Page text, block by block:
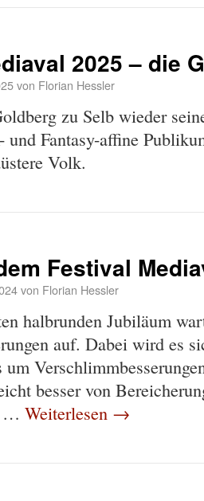
2025 – die
von Florian Hessler
zu Selb wieder
Fantasy-affine
Volk.
Festival
von Florian Hessler
halbrunden Jubiläum
auf. Dabei wird es
um
besser von
… Weiterlesen →